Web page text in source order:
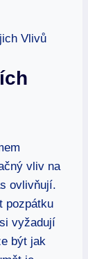
vliv na
ovlivňují.
pozpátku
vyžadují
být jak